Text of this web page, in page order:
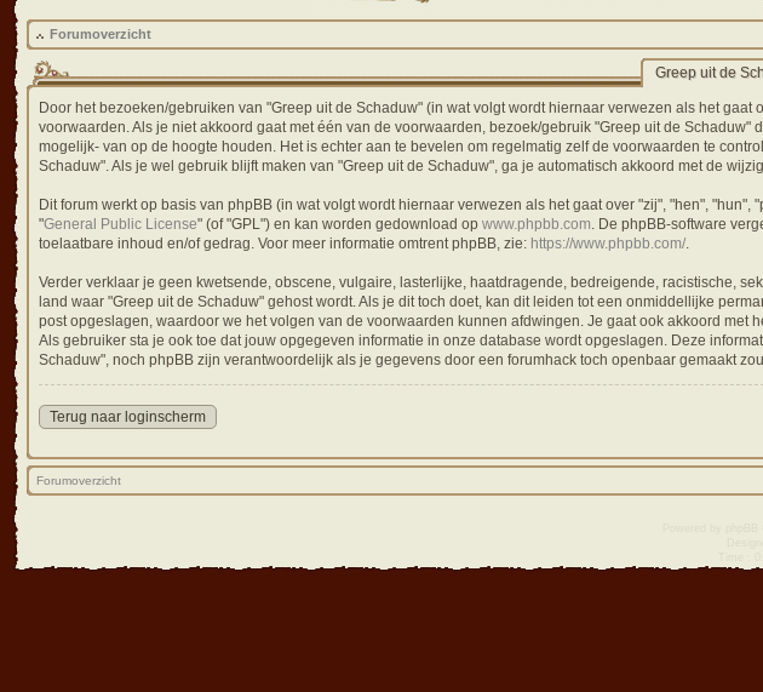
Forumoverzicht
Greep uit de
Door het bezoeken/gebruiken van "Greep uit de Schaduw" (in wat volgt wordt hiernaar verwezen als het
voorwaarden. Als je niet akkoord gaat met één van de voorwaarden, bezoek/gebruik "Greep uit de
mogelijk- van op de hoogte houden. Het is echter aan te bevelen om regelmatig zelf de voorwaarden te
Schaduw". Als je wel gebruik blijft maken van "Greep uit de Schaduw", ga je automatisch akkoord met de
Dit forum werkt op basis van phpBB (in wat volgt wordt hiernaar verwezen als het gaat over "zij", "hen",
"General Public License" (of "GPL") en kan worden gedownload op www.phpbb.com. De phpBB-software
toelaatbare inhoud en/of gedrag. Voor meer informatie omtrent phpBB, zie: https://www.phpbb.com/.
Verder verklaar je geen kwetsende, obscene, vulgaire, lasterlijke, haatdragende, bedreigende, racistische,
land waar "Greep uit de Schaduw" gehost wordt. Als je dit toch doet, kan dit leiden tot een onmiddellijke
post opgeslagen, waardoor we het volgen van de voorwaarden kunnen afdwingen. Je gaat ook akkoord
Als gebruiker sta je ook toe dat jouw opgegeven informatie in onze database wordt opgeslagen. Deze
Schaduw", noch phpBB zijn verantwoordelijk als je gegevens door een forumhack toch openbaar gemaakt
Terug naar loginscherm
Forumoverzicht